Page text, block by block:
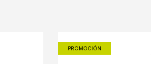
PROMOCIÓN